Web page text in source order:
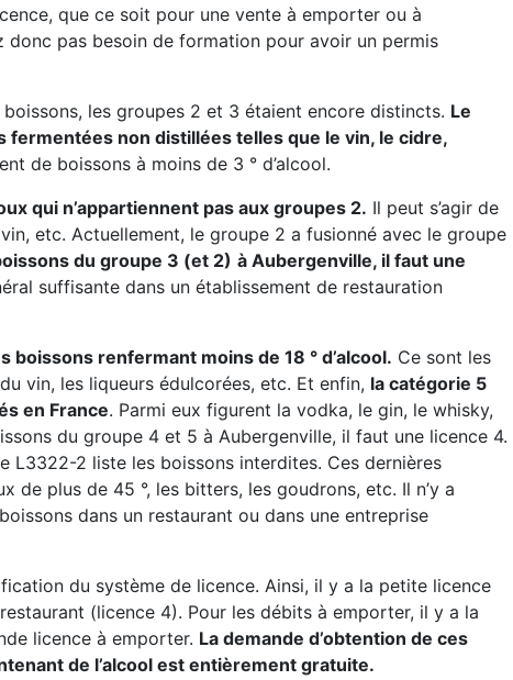
que ce soit pour une vente à emporter ou à
donc pas besoin de formation pour avoir un permis
boissons, les groupes 2 et 3 étaient encore distincts. Le
fermentées non distillées telles que le vin, le cidre,
de boissons à moins de 3 ° d’alcool.
qui n’appartiennent pas aux groupes 2. Il peut s’agir de
etc. Actuellement, le groupe 2 a fusionné avec le groupe
du groupe 3 (et 2) à Aubergenville, il faut une
suffisante dans un établissement de restauration
boissons renfermant moins de 18 ° d’alcool. Ce sont les
vin, les liqueurs édulcorées, etc. Et enfin, la catégorie 5
en France. Parmi eux figurent la vodka, le gin, le whisky,
du groupe 4 et 5 à Aubergenville, il faut une licence 4.
L3322-2 liste les boissons interdites. Ces dernières
de plus de 45 °, les bitters, les goudrons, etc. Il n’y a
dans un restaurant ou dans une entreprise
du système de licence. Ainsi, il y a la petite licence
(licence 4). Pour les débits à emporter, il y a la
licence à emporter. La demande d’obtention de ces
de l’alcool est entièrement gratuite.